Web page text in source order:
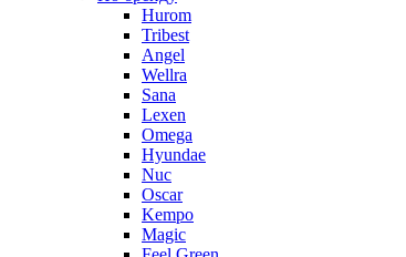
Hurom
Tribest
Angel
Wellra
Sana
Lexen
Omega
Hyundae
Nuc
Oscar
Kempo
Magic